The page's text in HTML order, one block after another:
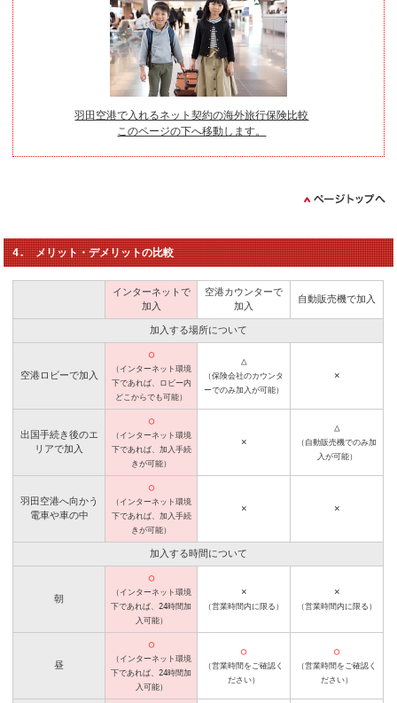
羽田空港で入れるネット契約の海外旅行保険比較
このページの下へ移動します。
4. メリット・デメリットの比較
インターネットで
加入
空港カウンターで
加入
自動販売機で加入
加入する場所について
空港ロビーで加入
◯
（インターネット環境
下であれば、ロビー内
どこからでも可能）
△
（保険会社のカウンタ
ーでのみ加入が可能）
×
出国手続き後のエ
リアで加入
◯
（インターネット環境
下であれば、加入手続
きが可能）
×
△
（自動販売機でのみ加
入が可能）
羽田空港へ向かう
電車や車の中
◯
（インターネット環境
下であれば、加入手続
きが可能）
× ×
加入する時間について
朝
◯
（インターネット環境
下であれば、24時間加
入可能）
×
（営業時間内に限る）
×
（営業時間内に限る）
昼
◯
（インターネット環境
下であれば、24時間加
入可能）
◯
（営業時間をご確認く
ださい）
◯
（営業時間をご確認く
ださい）